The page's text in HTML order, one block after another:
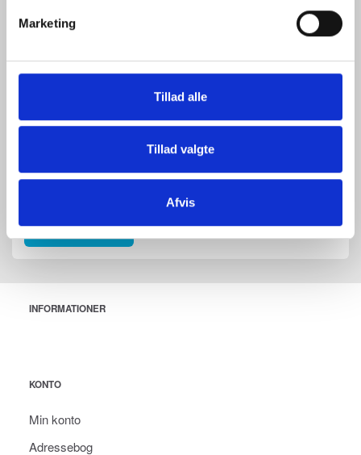
Marketing
Tillad alle
Tillad valgte
Afvis
Fornavn og Efternavn(e)
Bedømmelse
Send anmeldelse
INFORMATIONER
KONTO
Min konto
Adressebog